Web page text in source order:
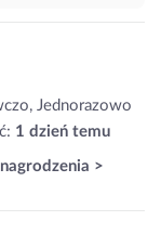
Jednorazowo
1 dzień temu
>